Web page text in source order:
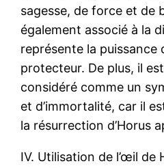
sagesse, de force et de
également associé à la
représente la puissance
protecteur. De plus, il
considéré comme un
et d’immortalité, car il
la résurrection d’Horus
IV. Utilisation de l’œil de